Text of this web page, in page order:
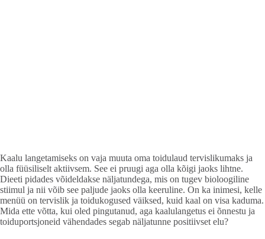
Kaalu langetamiseks on vaja muuta oma toidulaud tervislikumaks ja
olla füüsiliselt aktiivsem. See ei pruugi aga olla kõigi jaoks lihtne.
Dieeti pidades võideldakse näljatundega, mis on tugev bioloogiline
stiimul ja nii võib see paljude jaoks olla keeruline. On ka inimesi, kelle
menüü on tervislik ja toidukogused väiksed, kuid kaal on visa kaduma.
Mida ette võtta, kui oled pingutanud, aga kaalulangetus ei õnnestu ja
toiduportsjoneid vähendades segab näljatunne positiivset elu?